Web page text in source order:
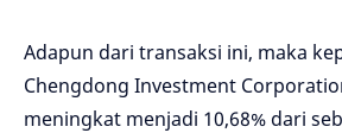
Adapun dari transaksi ini, maka
Chengdong Investment
meningkat menjadi 10,68% dari